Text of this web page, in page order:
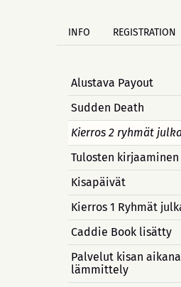
INFO REGISTRATION
Alustava Payout
Sudden Death
Kierros 2 ryhmät
Tulosten kirjaaminen
Kisapäivät
Kierros 1 Ryhmät
Caddie Book lisätty
Palvelut kisan
lämmittely